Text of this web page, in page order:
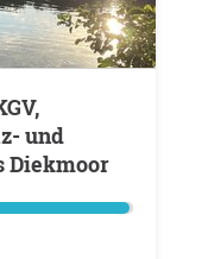
und
Diekmoor